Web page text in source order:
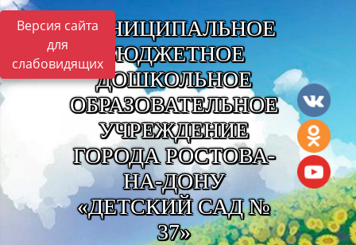
Версия сайта
для
слабовидящих
МУНИЦИПАЛЬНОЕ
БЮДЖЕТНОЕ
ДОШКОЛЬНОЕ
ОБРАЗОВАТЕЛЬНОЕ
УЧРЕЖДЕНИЕ
ГОРОДА РОСТОВА-
НА-ДОНУ
«ДЕТСКИЙ САД №
37»